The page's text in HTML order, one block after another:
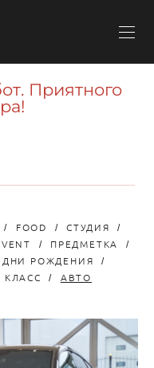
Приятного
FOOD
СТУДИЯ
ПРЕДМЕТКА
ДНИ РОЖДЕНИЯ
КЛАСС АВТО